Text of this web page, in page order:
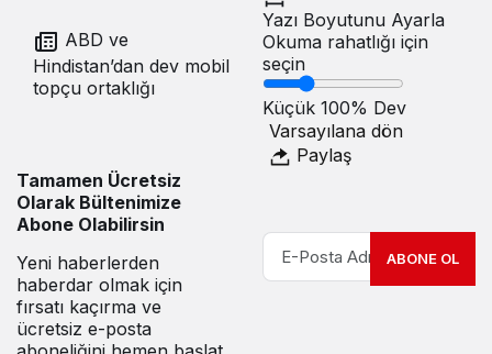
ABD ve
Hindistan’dan dev mobil
topçu ortaklığı
Yazı Boyutunu Ayarla
Okuma rahatlığı için
seçin
Küçük 100% Dev
Varsayılana dön
Paylaş
Tamamen Ücretsiz
Olarak Bültenimize
Abone Olabilirsin
Yeni haberlerden
haberdar olmak için
fırsatı kaçırma ve
ücretsiz e-posta
ABONE OL